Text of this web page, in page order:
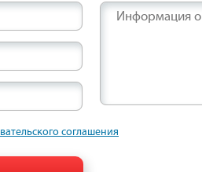
Информация о
соглашения